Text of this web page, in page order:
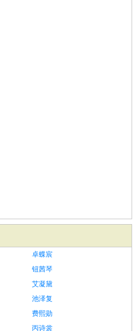
卓蝶宸
钮茜琴
艾凝黛
池泽复
费熙勋
丙诗裳